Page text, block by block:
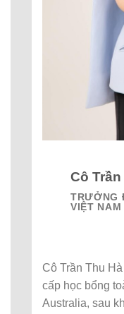
Cô
TRƯỞNG
VIỆT NAM
Cô Trần Thu
cấp học bổng
Australia, sau